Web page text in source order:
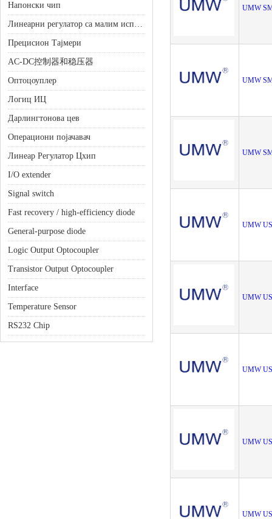
Напонски чип
Линеарни регулатор са малим испадањем (ЛДО)
Прецисион Тајмери
AC-DC控制器和稳压器
Оптоцоуплер
Логиц ИЦ
Дарлингтонова цев
Операциони појачавач
Линеар Регулатор Цхип
I/O extender
Signal switch
Fast recovery / high-efficiency diode
General-purpose diode
Logic Output Optocoupler
Transistor Output Optocoupler
Interface
Temperature Sensor
RS232 Chip
UMW
UMW
UMW
UMW
UMW
UMW
UMW
UMW